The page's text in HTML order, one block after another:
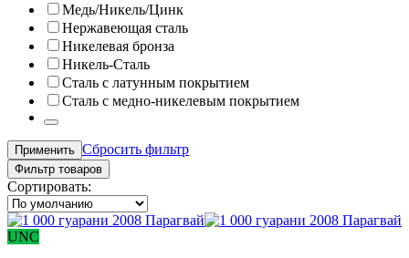
Медь/Никель/Цинк
Нержавеющая сталь
Никелевая бронза
Никель-Сталь
Сталь с латунным покрытием
Сталь с медно-никелевым покрытием
Применить Сбросить фильтр
Фильтр товаров
Сортировать:
UNC